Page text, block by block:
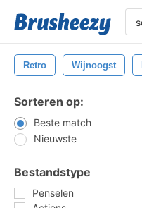
Retro Wijnoogst
Sorteren op:
Beste match
Nieuwste
Bestandstype
Penselen